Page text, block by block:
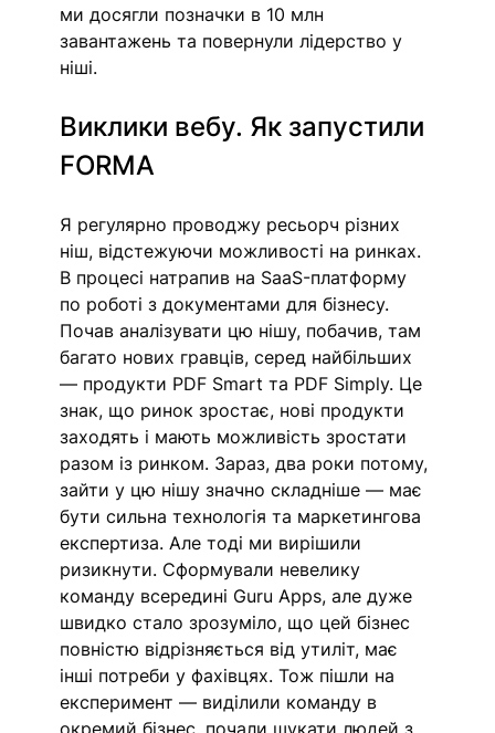
ми досягли позначки в 10 млн
завантажень та повернули лідерство у
ніші.
Виклики вебу. Як запустили
FORMA
Я регулярно проводжу ресьорч різних
ніш, відстежуючи можливості на ринках.
В процесі натрапив на SaaS-платформу
по роботі з документами для бізнесу.
Почав аналізувати цю нішу, побачив, там
багато нових гравців, серед найбільших
— продукти PDF Smart та PDF Simply. Це
знак, що ринок зростає, нові продукти
заходять і мають можливість зростати
разом із ринком. Зараз, два роки потому,
зайти у цю нішу значно складніше — має
бути сильна технологія та маркетингова
експертиза. Але тоді ми вирішили
ризикнути. Сформували невелику
команду всередині Guru Apps, але дуже
швидко стало зрозуміло, що цей бізнес
повністю відрізняється від утиліт, має
інші потреби у фахівцях. Тож пішли на
експеримент — виділили команду в